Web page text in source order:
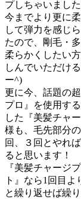
プしちゃいました
今までより更に
して弾力を感じ
たので、剛毛・
柔らかくしたい
しんでいただけ
ー^)
更に今、話題の
プロ』を使用す
した『美髪チャ
様も、毛先部分
回、３回とやれ
ると思います！
『美髪チャージ
ト』なら1回目よ
と繰り返せば繰